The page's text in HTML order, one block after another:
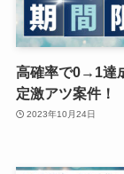
高確率で0→1達
定激アツ案件！
2023年10月24日